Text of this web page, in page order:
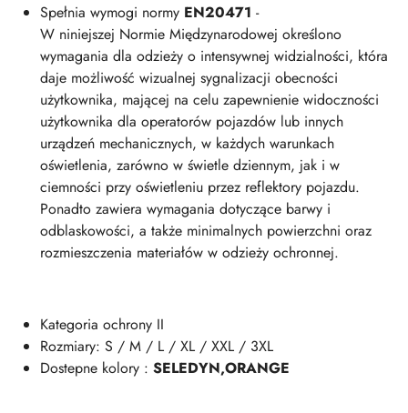
Spełnia wymogi normy EN20471 -
W niniejszej Normie Międzynarodowej określono
wymagania dla odzieży o intensywnej widzialności, która
daje możliwość wizualnej sygnalizacji obecności
użytkownika, mającej na celu zapewnienie widoczności
użytkownika dla operatorów pojazdów lub innych
urządzeń mechanicznych, w każdych warunkach
oświetlenia, zarówno w świetle dziennym, jak i w
ciemności przy oświetleniu przez reflektory pojazdu.
Ponadto zawiera wymagania dotyczące barwy i
odblaskowości, a także minimalnych powierzchni oraz
rozmieszczenia materiałów w odzieży ochronnej.
Kategoria ochrony II
Rozmiary: S / M / L / XL / XXL / 3XL
Dostepne kolory : SELEDYN,ORANGE